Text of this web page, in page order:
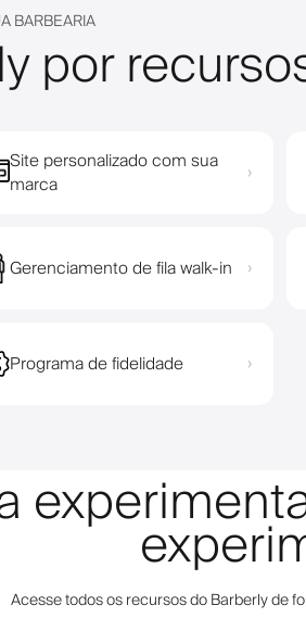
BARBEARIA
por
Site personalizado com sua
marca
›
Gerenciamento de fila walk-in ›
Programa de fidelidade ›
Acesse todos os recursos do Barberly de